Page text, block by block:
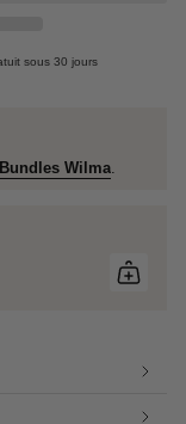
sous 30 jours
Bundles Wilma